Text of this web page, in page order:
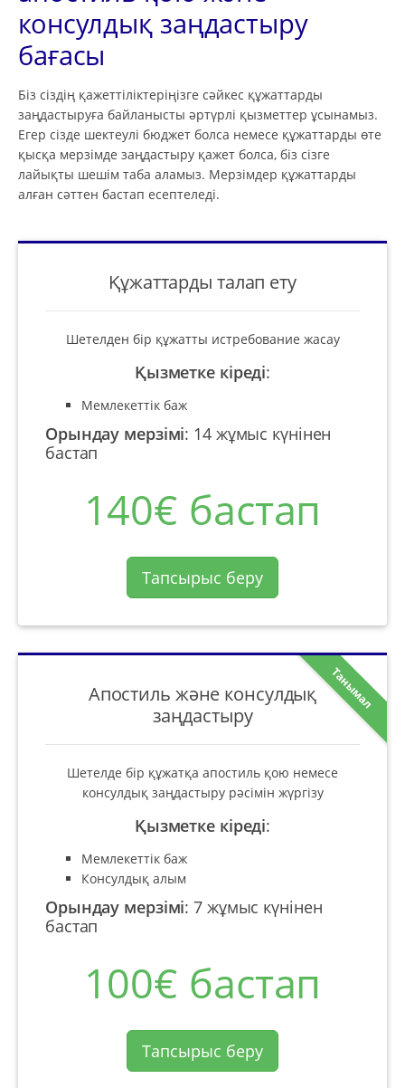
консулдық заңдастыру
бағасы
Біз сіздің қажеттіліктеріңізге сәйкес құжаттарды
заңдастыруға байланысты әртүрлі қызметтер ұсынамыз.
Егер сізде шектеулі бюджет болса немесе құжаттарды өте
қысқа мерзімде заңдастыру қажет болса, біз сізге
лайықты шешім таба аламыз. Мерзімдер құжаттарды
алған сәттен бастап есептеледі.
Құжаттарды талап ету
Шетелден бір құжатты истребование жасау
Қызметке кіреді:
Мемлекеттік баж
Орындау мерзімі: 14 жұмыс күнінен
бастап
140€ бастап
Тапсырыс беру
Танымал
Апостиль және консулдық
заңдастыру
Шетелде бір құжатқа апостиль қою немесе
консулдық заңдастыру рәсімін жүргізу
Қызметке кіреді:
Мемлекеттік баж
Консулдық алым
Орындау мерзімі:7 жұмыс күнінен
бастап
100€ бастап
Тапсырыс беру